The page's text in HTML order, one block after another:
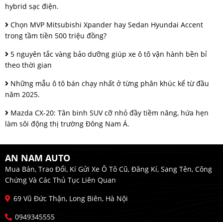
hybrid sạc điện.
Chọn MVP Mitsubishi Xpander hay Sedan Hyundai Accent
trong tầm tiền 500 triệu đồng?
5 nguyên tắc vàng bảo dưỡng giúp xe ô tô vận hành bền bỉ
theo thời gian
Những mẫu ô tô bán chạy nhất ở từng phân khúc kể từ đầu
năm 2025.
Mazda CX-20: Tân binh SUV cỡ nhỏ đầy tiềm năng, hứa hẹn
làm sôi động thị trường Đông Nam Á.
AN NAM AUTO
Mua Bán, Trao Đổi, Kí Gửi Xe Ô Tô Cũ, Đăng Kí, Sang Tên, Công
Chứng Và Các Thủ Tục Liên Quan
69 Vũ Đức Thận, Long Biên, Hà Nội
0949345555